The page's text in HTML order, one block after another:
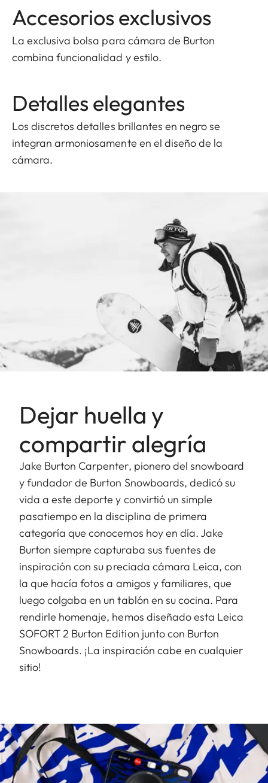
Accesorios exclusivos
La exclusiva bolsa para cámara de Burton
combina funcionalidad y estilo.
Detalles elegantes
Los discretos detalles brillantes en negro se
integran armoniosamente en el diseño de la
cámara.
Dejar huella y
compartir alegría
Jake Burton Carpenter, pionero del snowboard
y fundador de Burton Snowboards, dedicó su
vida a este deporte y convirtió un simple
pasatiempo en la disciplina de primera
categoría que conocemos hoy en día. Jake
Burton siempre capturaba sus fuentes de
inspiración con su preciada cámara Leica, con
la que hacía fotos a amigos y familiares, que
luego colgaba en un tablón en su cocina. Para
rendirle homenaje, hemos diseñado esta Leica
SOFORT 2 Burton Edition junto con Burton
Snowboards. ¡La inspiración cabe en cualquier
sitio!